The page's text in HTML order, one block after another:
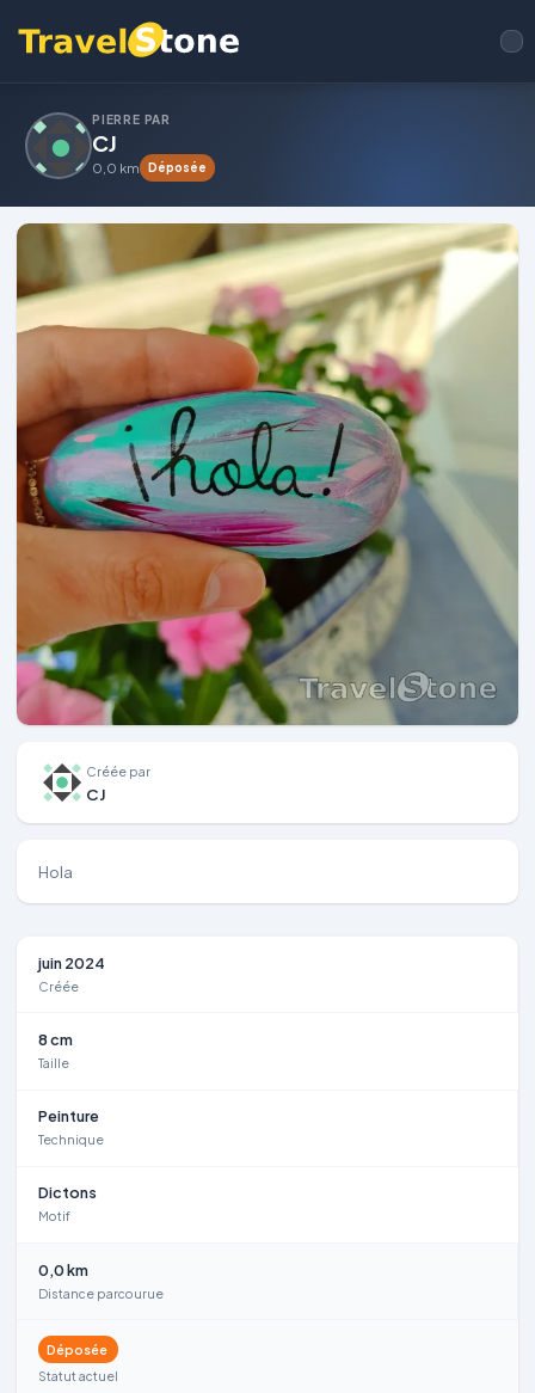
PIERRE PAR
CJ
0,0 km Déposée
Créée par
CJ
Hola
juin 2024
Créée
8 cm
Taille
Peinture
Technique
Dictons
Motif
0,0 km
Distance parcourue
Déposée
Statut actuel